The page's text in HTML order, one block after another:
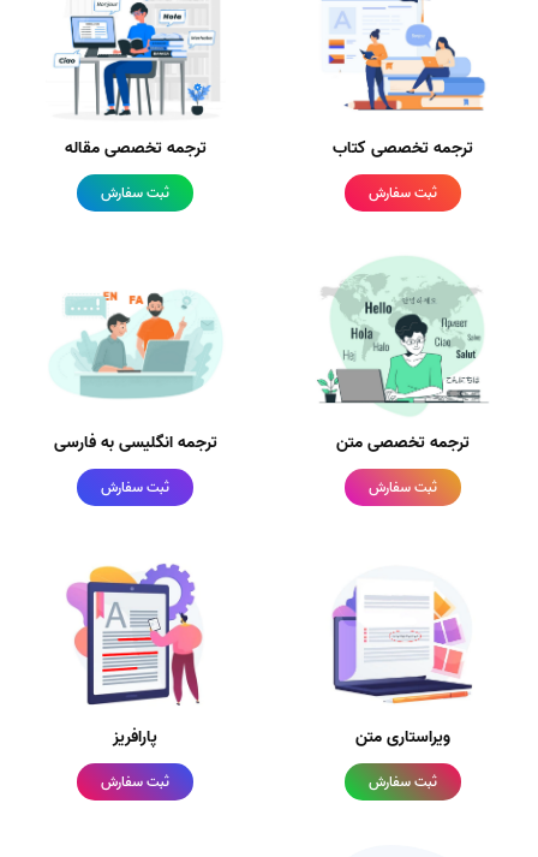
ترجمه تخصصی کتاب
ثبت سفارش
ترجمه تخصصی مقاله
ثبت سفارش
ترجمه تخصصی متن
ثبت سفارش
ترجمه انگلیسی به فارسی
ثبت سفارش
ویراستاری متن
ثبت سفارش
پارافریز
ثبت سفارش